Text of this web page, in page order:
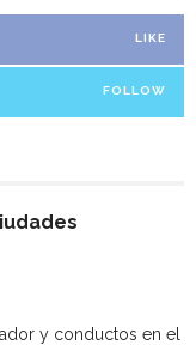
LIKE
FOLLOW
y conductos en el